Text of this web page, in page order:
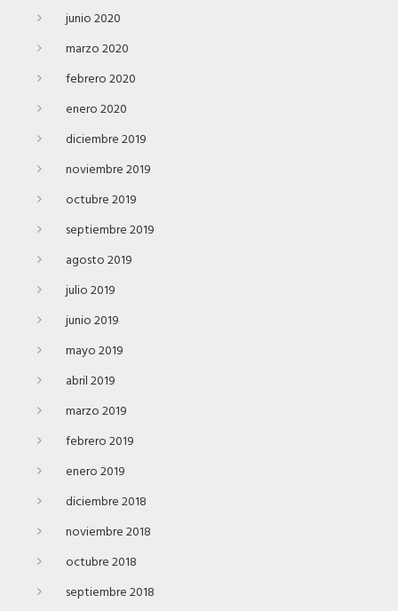
junio 2020
marzo 2020
febrero 2020
enero 2020
diciembre 2019
noviembre 2019
octubre 2019
septiembre 2019
agosto 2019
julio 2019
junio 2019
mayo 2019
abril 2019
marzo 2019
febrero 2019
enero 2019
diciembre 2018
noviembre 2018
octubre 2018
septiembre 2018